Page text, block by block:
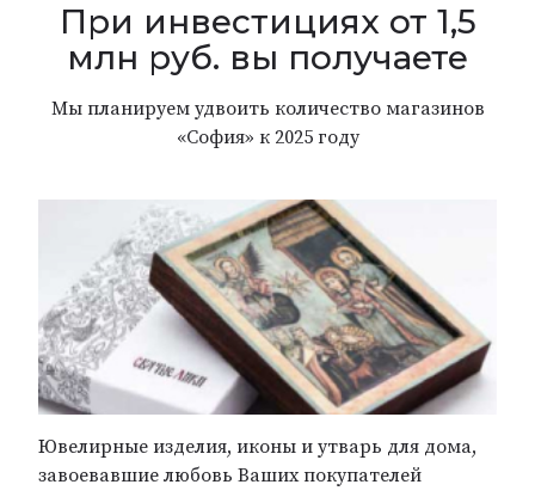
При инвестициях от 1,5
млн руб. вы получаете
Мы планируем удвоить количество магазинов
«София» к 2025 году
Ювелирные изделия, иконы и утварь для дома,
завоевавшие любовь Ваших покупателей